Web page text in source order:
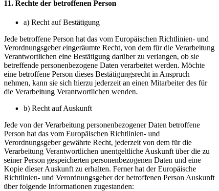
11. Rechte der betroffenen Person
a) Recht auf Bestätigung
Jede betroffene Person hat das vom Europäischen Richtlinien- und
Verordnungsgeber eingeräumte Recht, von dem für die Verarbeitung
Verantwortlichen eine Bestätigung darüber zu verlangen, ob sie
betreffende personenbezogene Daten verarbeitet werden. Möchte
eine betroffene Person dieses Bestätigungsrecht in Anspruch
nehmen, kann sie sich hierzu jederzeit an einen Mitarbeiter des für
die Verarbeitung Verantwortlichen wenden.
b) Recht auf Auskunft
Jede von der Verarbeitung personenbezogener Daten betroffene
Person hat das vom Europäischen Richtlinien- und
Verordnungsgeber gewährte Recht, jederzeit von dem für die
Verarbeitung Verantwortlichen unentgeltliche Auskunft über die zu
seiner Person gespeicherten personenbezogenen Daten und eine
Kopie dieser Auskunft zu erhalten. Ferner hat der Europäische
Richtlinien- und Verordnungsgeber der betroffenen Person Auskunft
über folgende Informationen zugestanden: